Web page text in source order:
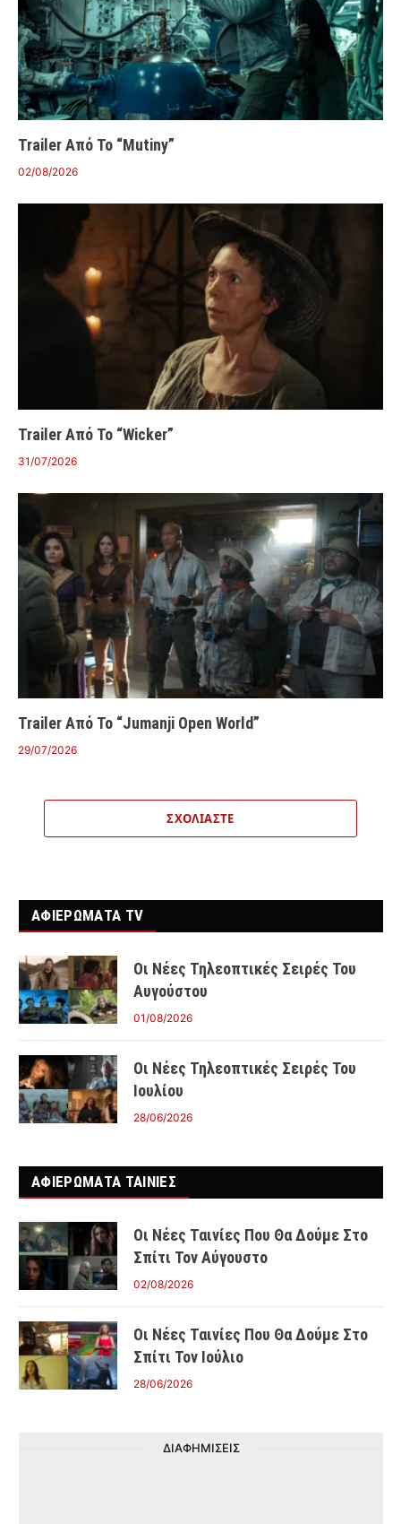
Trailer Από Το “Mutiny”
02/08/2026
Trailer Από Το “Wicker”
31/07/2026
Trailer Από Το “Jumanji Open World”
29/07/2026
ΣΧΟΛΙΆΣΤΕ
ΑΦΙΕΡΩΜΑΤΑ TV
Οι Νέες Τηλεοπτικές Σειρές Του
Αυγούστου
01/08/2026
Οι Νέες Τηλεοπτικές Σειρές Του
Ιουλίου
28/06/2026
ΑΦΙΕΡΩΜΑΤΑ ΤΑΙΝΊΕΣ
Οι Νέες Ταινίες Που Θα Δούμε Στο
Σπίτι Τον Αύγουστο
02/08/2026
Οι Νέες Ταινίες Που Θα Δούμε Στο
Σπίτι Τον Ιούλιο
28/06/2026
ΔΙΑΦΗΜΙΣΕΙΣ